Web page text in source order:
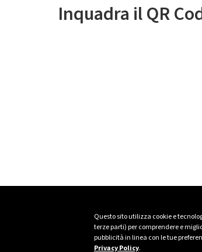
Questo sito utilizza cookie e
terze parti) per comprendere e
pubblicità in linea con le tue
Privacy Policy.
Inquadra il QR